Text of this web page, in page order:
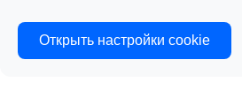
Открыть настройки cookie